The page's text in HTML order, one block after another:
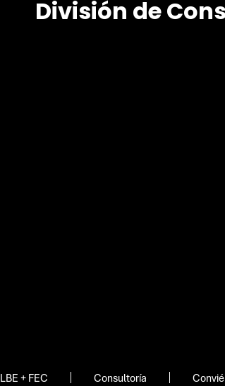
División de
LBE + FEC Consultoría